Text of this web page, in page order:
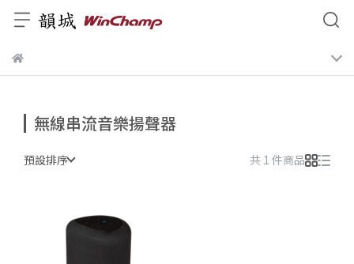
無線串流音樂揚聲器
預設排序 共 1 件商品